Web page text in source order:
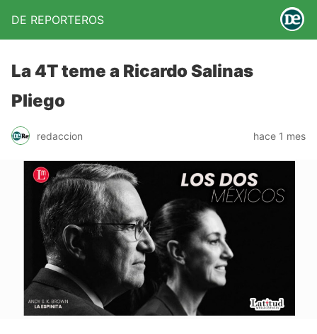
DE REPORTEROS
La 4T teme a Ricardo Salinas
Pliego
redaccion hace 1 mes